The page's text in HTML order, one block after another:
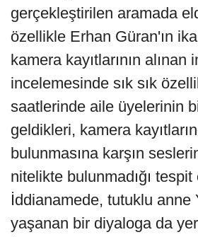
gerçekleştirilen aramada
özellikle Erhan Güran'ın
kamera kayıtlarının alınan
incelemesinde sık sık
saatlerinde aile üyelerinin
geldikleri, kamera
bulunmasına karşın
nitelikte bulunmadığı
İddianamede, tutuklu anne
yaşanan bir diyaloga da